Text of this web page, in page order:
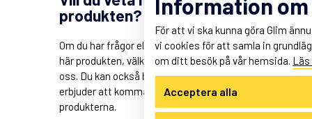
produkten?
Om du har frågor eller intresserad av den
här produkten, välkommen att kontakta
oss. Du kan också boka möte för demo, vi
erbjuder att komma ut till dig och visa
produkterna.
För att vi ska kunna göra Glim
vi cookies för att samla in
om ditt besök på vår hemsida.
Acceptera alla